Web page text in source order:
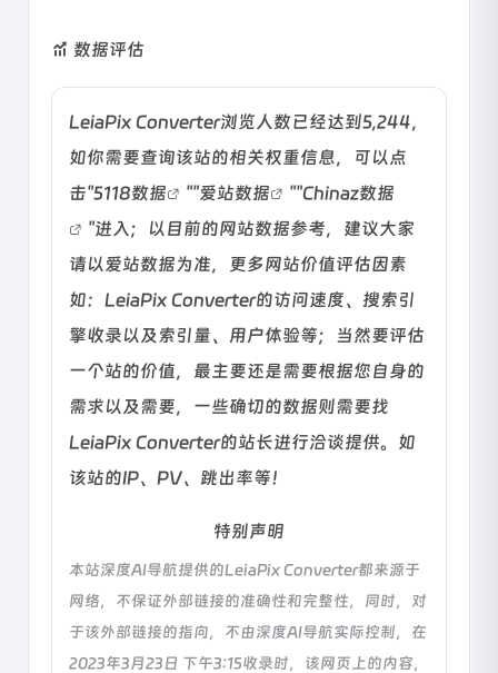
数据评估
LeiaPix Converter浏览人数已经达到5,244，
如你需要查询该站的相关权重信息，可以点
击"5118数据 ""爱站数据 ""Chinaz数据
"进入；以目前的网站数据参考，建议大家
请以爱站数据为准，更多网站价值评估因素
如：LeiaPix Converter的访问速度、搜索引
擎收录以及索引量、用户体验等；当然要评估
一个站的价值，最主要还是需要根据您自身的
需求以及需要，一些确切的数据则需要找
LeiaPix Converter的站长进行洽谈提供。如
该站的IP、PV、跳出率等！
特别声明
本站深度AI导航提供的LeiaPix Converter都来源于
网络，不保证外部链接的准确性和完整性，同时，对
于该外部链接的指向，不由深度AI导航实际控制，在
2023年3月23日 下午3:15收录时，该网页上的内容，